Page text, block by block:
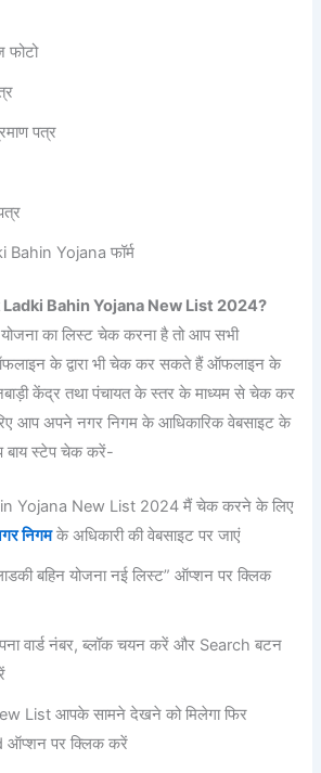
फोटो
पत्र
Bahin Yojana फॉर्म
Bahin Yojana New List 2024?
का लिस्ट चेक करना है तो आप सभी
के द्वारा भी चेक कर सकते हैं ऑफलाइन के
केंद्र तथा पंचायत के स्तर के माध्यम से चेक कर
आप अपने नगर निगम के आधिकारिक वेबसाइट के
बाय स्टेप चेक करें-
Yojana New List 2024 मैं चेक करने के लिए
निगम के अधिकारी की वेबसाइट पर जाएं
बहिन योजना नई लिस्ट” ऑप्शन पर क्लिक
वार्ड नंबर, ब्लॉक चयन करें और Search बटन
List आपके सामने देखने को मिलेगा फिर
ऑप्शन पर क्लिक करें